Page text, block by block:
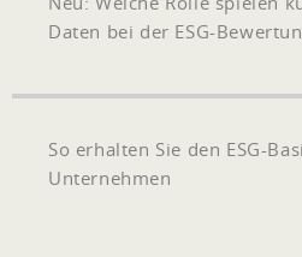
Daten bei der ESG-
So erhalten Sie den ESG-
Unternehmen